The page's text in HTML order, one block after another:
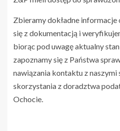
Zbieramy dokładne
się z dokumentacją i
biorąc pod uwagę aktualny
zapoznamy się z Państwa
nawiązania kontaktu z naszymi
skorzystania z doradztwa
Ochocie.